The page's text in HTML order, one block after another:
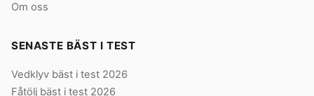
Om oss
SENASTE BÄST I TEST
Vedklyv bäst i test 2026
Fåtölj bäst i test 2026